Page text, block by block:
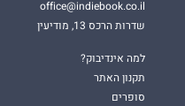
office@indiebook.co.il
שדרות הרכס 13, מודיעין
למה אינדיבוק?
תקנון האתר
סופרים